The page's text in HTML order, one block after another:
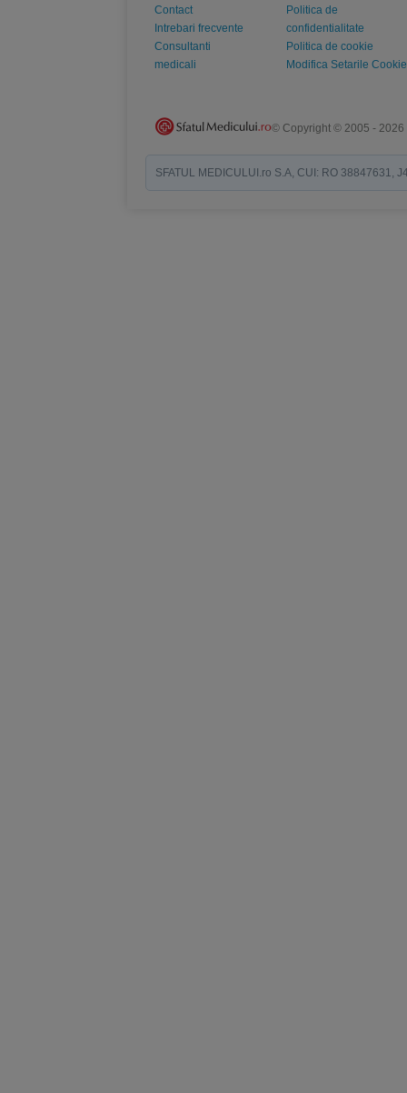
Contact
Intrebari frecvente
Consultanti
medicali
Politica de
confidentialitate
Politica de cookie
Modifica Setarile Cookie
© Copyright © 2005 - 2026
SFATUL MEDICULUI.ro S.A, CUI: RO 38847631,